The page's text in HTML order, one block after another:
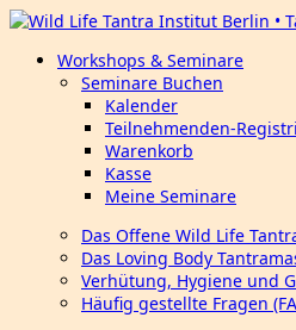
Workshops & Seminare
Seminare Buchen
Kalender
Teilnehmenden-
Warenkorb
Kasse
Meine Seminare
Das Offene Wild Life
Das Loving Body
Verhütung, Hygiene und
Häufig gestellte Fragen